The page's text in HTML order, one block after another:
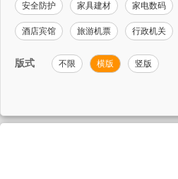
安全防护 家具建材 家电数码
酒店宾馆 旅游机票 行政机关
版式 不限 横版 竖版